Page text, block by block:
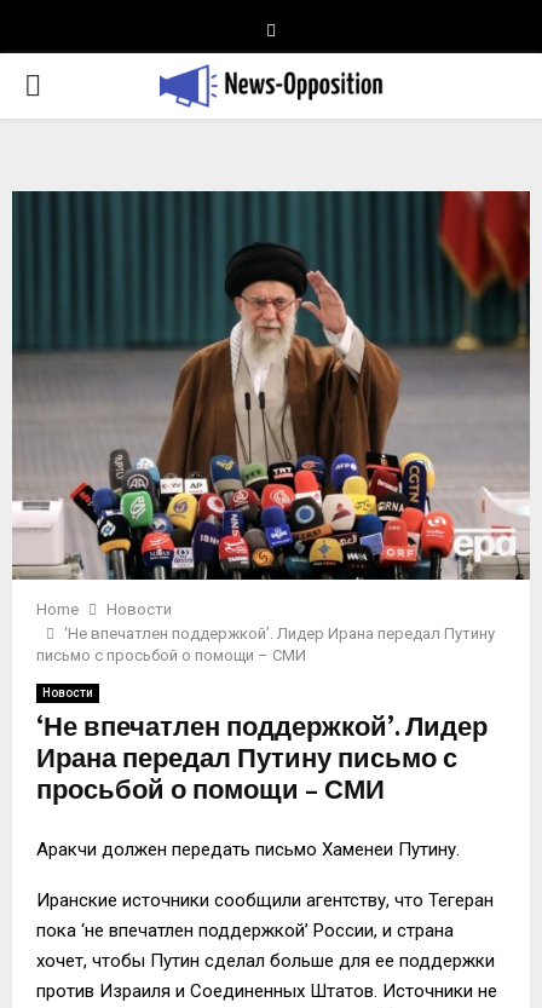
PRIMARY
Home
Новости
‘Не впечатлен поддержкой’. Лидер Ирана передал Путину
письмо с просьбой о помощи – СМИ
Новости
‘Не впечатлен поддержкой’. Лидер
Ирана передал Путину письмо с
просьбой о помощи – СМИ
Аракчи должен передать письмо Хаменеи Путину.
Иранские источники сообщили агентству, что Тегеран
пока ‘не впечатлен поддержкой’ России, и страна
хочет, чтобы Путин сделал больше для ее поддержки
против Израиля и Соединенных Штатов. Источники не